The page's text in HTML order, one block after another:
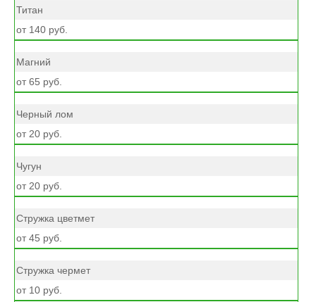
Титан
от 140 руб.
Магний
от 65 руб.
Черный лом
от 20 руб.
Чугун
от 20 руб.
Стружка цветмет
от 45 руб.
Стружка чермет
от 10 руб.